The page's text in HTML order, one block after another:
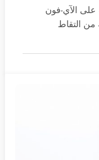
الآي-فون
قبل 1.5 ثانية من التقاط